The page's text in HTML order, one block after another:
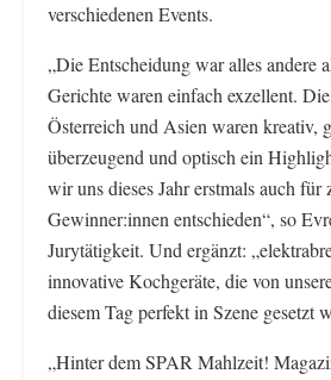
verschiedenen Events.
„Die Entscheidung war alles andere
Gerichte waren einfach exzellent.
Österreich und Asien waren kreativ,
überzeugend und optisch ein
wir uns dieses Jahr erstmals auch für
Gewinner:innen entschieden“, so
Jurytätigkeit. Und ergänzt:
innovative Kochgeräte, die von
diesem Tag perfekt in Szene gesetzt
„Hinter dem SPAR Mahlzeit!